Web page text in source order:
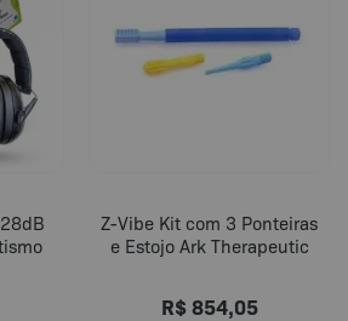
opções
podem
produto
Z-Vibe Kit com 3 Ponteiras
e Estojo Ark Therapeutic
R$854,05